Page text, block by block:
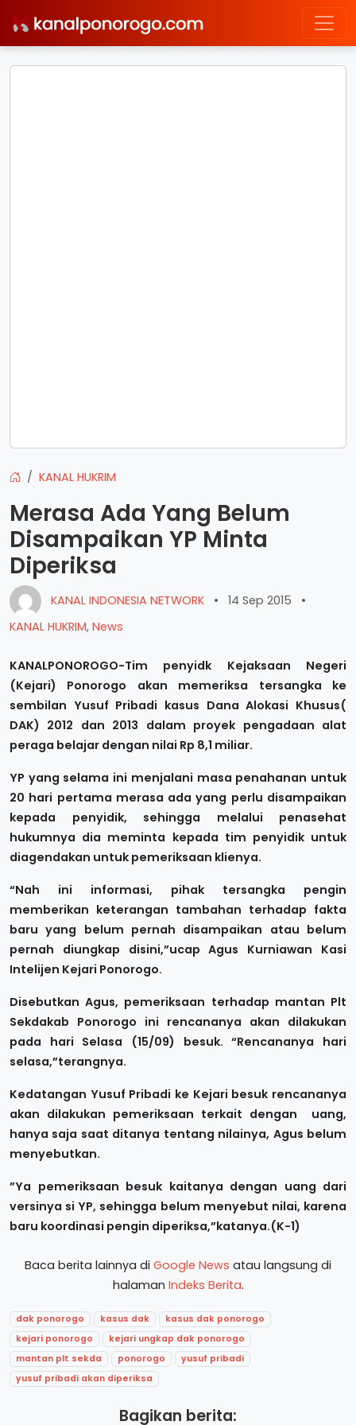
KANAL HUKRIM
Merasa Ada Yang Belum
Disampaikan YP Minta
Diperiksa
KANAL INDONESIA NETWORK • 14 Sep 2015
•
KANAL HUKRIM, News
KANALPONOROGO-Tim penyidk Kejaksaan Negeri
(Kejari) Ponorogo akan memeriksa tersangka ke
sembilan Yusuf Pribadi kasus Dana Alokasi Khusus(
DAK) 2012 dan 2013 dalam proyek pengadaan alat
peraga belajar dengan nilai Rp 8,1 miliar.
YP yang selama ini menjalani masa penahanan untuk
20 hari pertama merasa ada yang perlu disampaikan
kepada penyidik, sehingga melalui penasehat
hukumnya dia meminta kepada tim penyidik untuk
diagendakan untuk pemeriksaan klienya.
“Nah ini informasi, pihak tersangka pengin
memberikan keterangan tambahan terhadap fakta
baru yang belum pernah disampaikan atau belum
pernah diungkap disini,”ucap Agus Kurniawan Kasi
Intelijen Kejari Ponorogo.
Disebutkan Agus, pemeriksaan terhadap mantan Plt
Sekdakab Ponorogo ini rencananya akan dilakukan
pada hari Selasa (15/09) besuk. “Rencananya hari
selasa,”terangnya.
Kedatangan Yusuf Pribadi ke Kejari besuk rencananya
akan dilakukan pemeriksaan terkait dengan uang,
hanya saja saat ditanya tentang nilainya, Agus belum
menyebutkan.
”Ya pemeriksaan besuk kaitanya dengan uang dari
versinya si YP, sehingga belum menyebut nilai, karena
baru koordinasi pengin diperiksa,”katanya.(K-1)
Baca berita lainnya di Google News atau langsung di
halaman Indeks Berita.
dak ponorogo kasus dak
kasus dak ponorogo
kejari ponorogo
kejari ungkap dak ponorogo
mantan plt sekda
ponorogo
yusuf pribadi
yusuf pribadi akan diperiksa
Bagikan berita: